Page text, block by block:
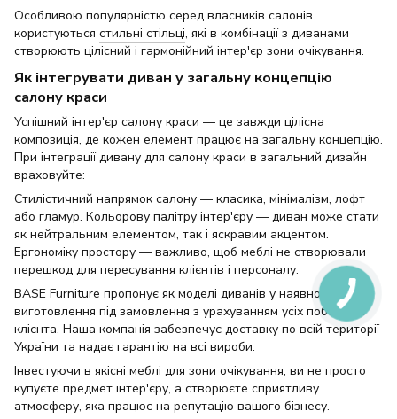
Особливою популярністю серед власників салонів
користуються стильні стільці, які в комбінації з диванами
створюють цілісний і гармонійний інтер'єр зони очікування.
Як інтегрувати диван у загальну концепцію
салону краси
Успішний інтер'єр салону краси — це завжди цілісна
композиція, де кожен елемент працює на загальну концепцію.
При інтеграції дивану для салону краси в загальний дизайн
враховуйте:
Стилістичний напрямок салону — класика, мінімалізм, лофт
або гламур. Кольорову палітру інтер'єру — диван може стати
як нейтральним елементом, так і яскравим акцентом.
Ергономіку простору — важливо, щоб меблі не створювали
перешкод для пересування клієнтів і персоналу.
BASE Furniture пропонує як моделі диванів у наявності, так і
виготовлення під замовлення з урахуванням усіх побажань
клієнта. Наша компанія забезпечує доставку по всій території
України та надає гарантію на всі вироби.
Інвестуючи в якісні меблі для зони очікування, ви не просто
купуєте предмет інтер'єру, а створюєте сприятливу
атмосферу, яка працює на репутацію вашого бізнесу.